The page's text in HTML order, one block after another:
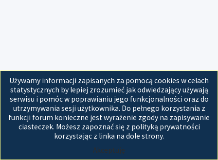
Używamy informacji zapisanych za pomocą cookies w celach
statystycznych by lepiej zrozumieć jak odwiedzający używają
serwisu i pomóc w poprawianiu jego funkcjonalności oraz do
utrzymywania sesji użytkownika. Do pełnego korzystania z
funkcji forum konieczne jest wyrażenie zgody na zapisywanie
ciasteczek. Możesz zapoznać się z polityką prywatności
korzystając z linka na dole strony.
Akceptuję